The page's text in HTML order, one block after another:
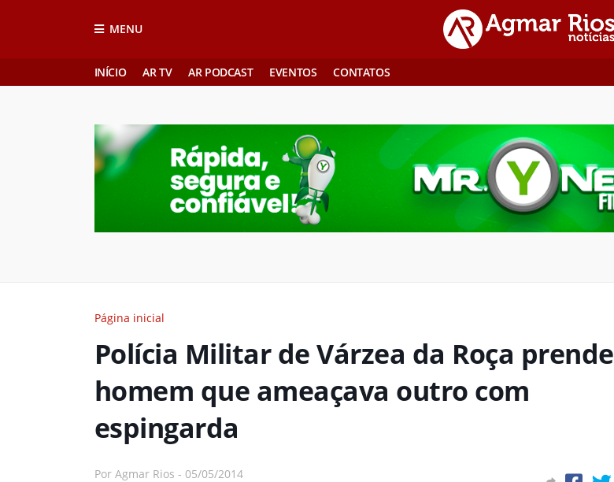
MENU
INÍCIO AR TV AR PODCAST EVENTOS CONTATOS
Página inicial
Polícia Militar de Várzea da Roça prende
homem que ameaçava outro com
espingarda
Por Agmar Rios - 05/05/2014